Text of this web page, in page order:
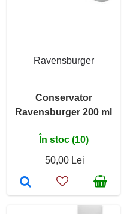
Ravensburger
Conservator
Ravensburger 200 ml
În stoc (10)
50,00 Lei